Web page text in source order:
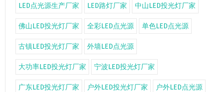
LED点光源生产厂家 LED路灯厂家 中山LED投光灯厂家
佛山LED投光灯厂家 全彩LED点光源 单色LED点光源
古镇LED投光灯厂家 外墙LED点光源
大功率LED投光灯厂家 宁波LED投光灯厂家
广东LED投光灯厂家 户外LED投光灯厂家 户外LED点光源